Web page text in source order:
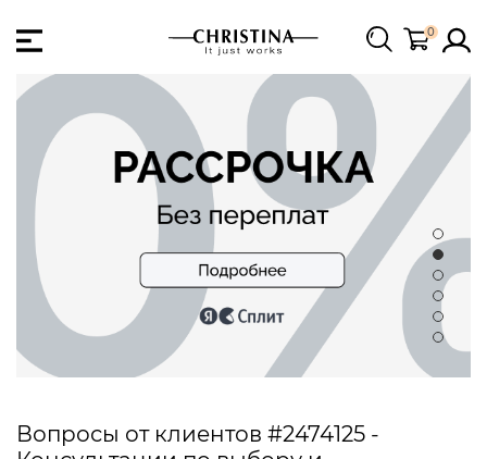
0
Вопросы от клиентов #2474125 -